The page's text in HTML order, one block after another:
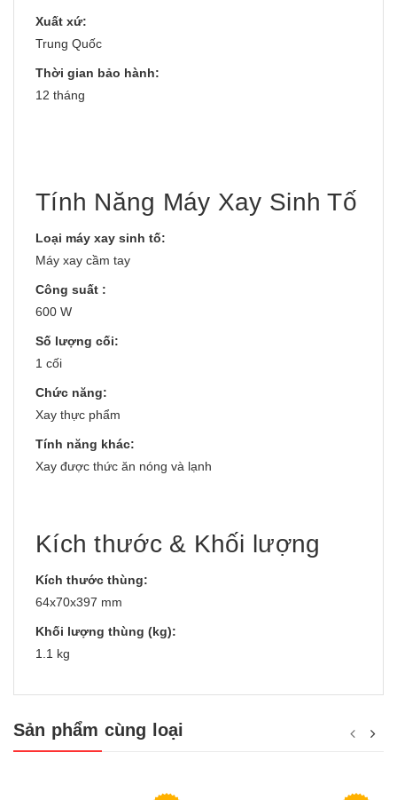
Xuất xứ:
Trung Quốc
Thời gian bảo hành:
12 tháng
Tính Năng Máy Xay Sinh Tố
Loại máy xay sinh tố:
Máy xay cầm tay
Công suất :
600 W
Số lượng cối:
1 cối
Chức năng:
Xay thực phẩm
Tính năng khác:
Xay được thức ăn nóng và lạnh
Kích thước & Khối lượng
Kích thước thùng:
64x70x397 mm
Khối lượng thùng (kg):
1.1 kg
Sản phẩm cùng loại